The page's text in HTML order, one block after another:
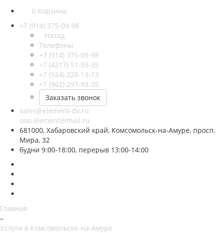
0 Корзина
+7 (914) 375-09-98
Назад
Телефоны
+7 (914) 375-09-98
+7 (4217) 51-93-35
+7 (924) 228-13-13
+7 (962) 297-93-35
Заказать звонок
sales@element-dv.ru
ooo.element@mail.ru
681000, Хабаровский край, Комсомольск-на-Амуре, просп.
Мира, 32
будни 9:00-18:00, перерыв 13:00-14:00
Главная
–
Услуги в Комсомольске-на-Амуре